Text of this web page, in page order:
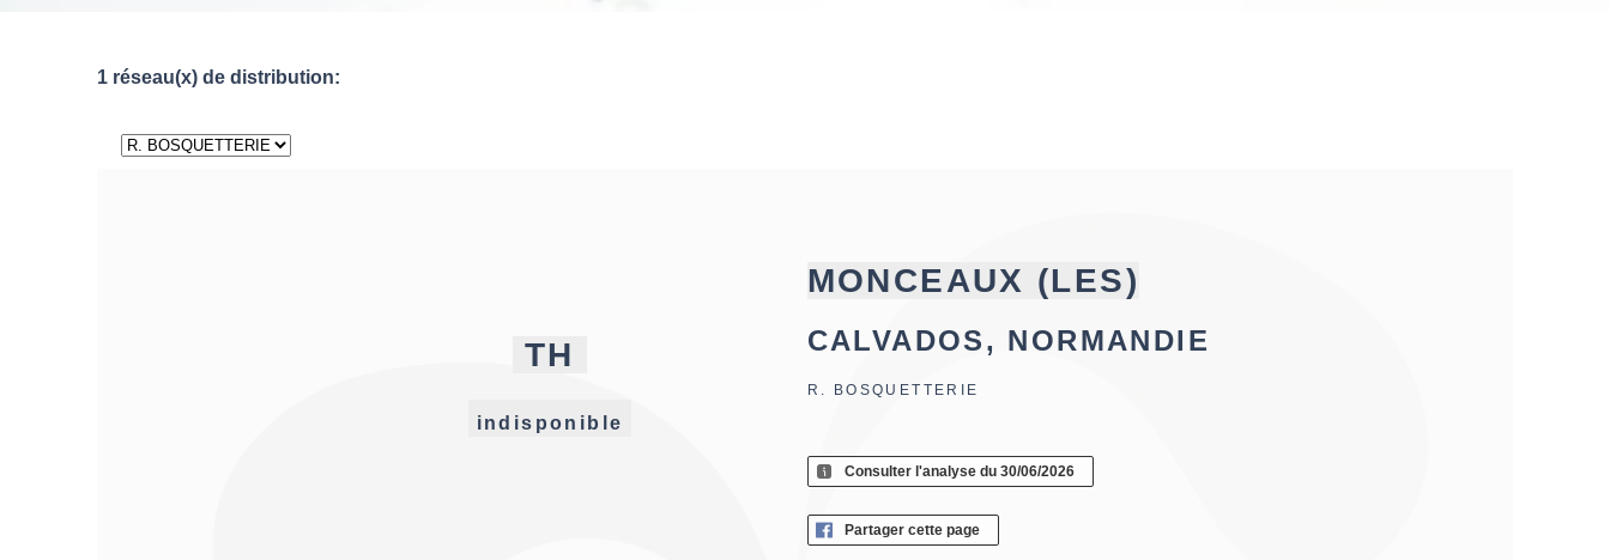
1 réseau(x) de distribution:
TH
indisponible
MONCEAUX (LES)
CALVADOS, NORMANDIE
R. BOSQUETTERIE
Consulter l'analyse du 30/06/2026
Partager cette page